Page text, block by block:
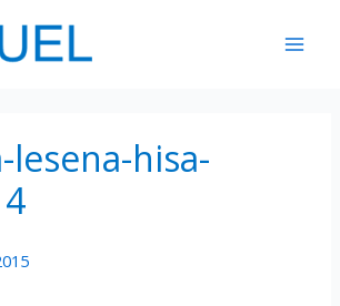
lesena-hisa-